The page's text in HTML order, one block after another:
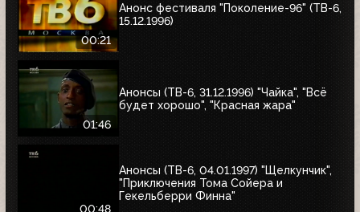
00:21
Анонс фестиваля "Поколение-96" (ТВ-6,
15.12.1996)
01:46
Анонсы (ТВ-6, 31.12.1996) "Чайка", "Всё
будет хорошо", "Красная жара"
00:48
Анонсы (ТВ-6, 04.01.1997) "Щелкунчик",
"Приключения Тома Сойера и
Гекельберри Финна"